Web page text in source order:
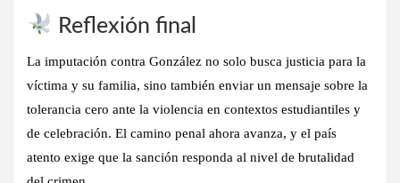
Reflexión final
La imputación contra González no solo busca justicia para la
víctima y su familia, sino también enviar un mensaje sobre la
tolerancia cero ante la violencia en contextos estudiantiles y
de celebración. El camino penal ahora avanza, y el país
atento exige que la sanción responda al nivel de brutalidad